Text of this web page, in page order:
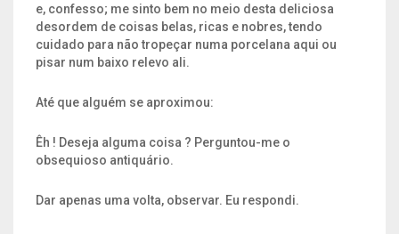
e, confesso; me sinto bem no meio desta deliciosa
desordem de coisas belas, ricas e nobres, tendo
cuidado para não tropeçar numa porcelana aqui ou
pisar num baixo relevo ali.
Até que alguém se aproximou:
Êh ! Deseja alguma coisa ? Perguntou-me o
obsequioso antiquário.
Dar apenas uma volta, observar. Eu respondi.